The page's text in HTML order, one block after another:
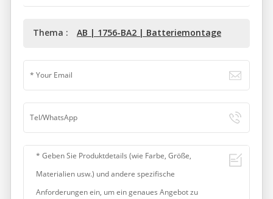
Thema : AB | 1756-BA2 | Batteriemontage